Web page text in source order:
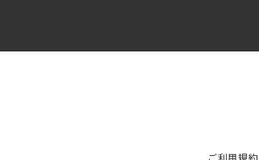
ご利用規約